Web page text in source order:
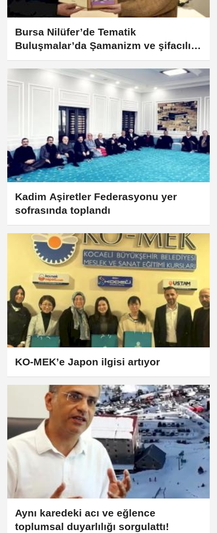
Bursa Nilüfer’de Tematik
Buluşmalar’da Şamanizm ve şifacılık
konuşuldu
Kadim Aşiretler Federasyonu yer
sofrasında toplandı
KO-MEK’e Japon ilgisi artıyor
Aynı karedeki acı ve eğlence
toplumsal duyarlılığı sorgulattı!